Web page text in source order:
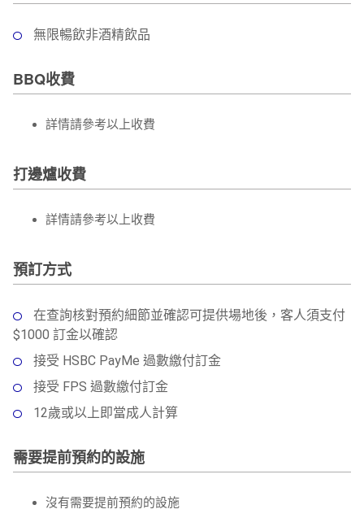
無限暢飲非酒精飲品
BBQ收費
詳情請參考以上收費
打邊爐收費
詳情請參考以上收費
預訂方式
在查詢核對預約細節並確認可提供場地後，客人須支付
$1000 訂金以確認
接受 HSBC PayMe 過數繳付訂金
接受 FPS 過數繳付訂金
12歲或以上即當成人計算
需要提前預約的設施
沒有需要提前預約的設施